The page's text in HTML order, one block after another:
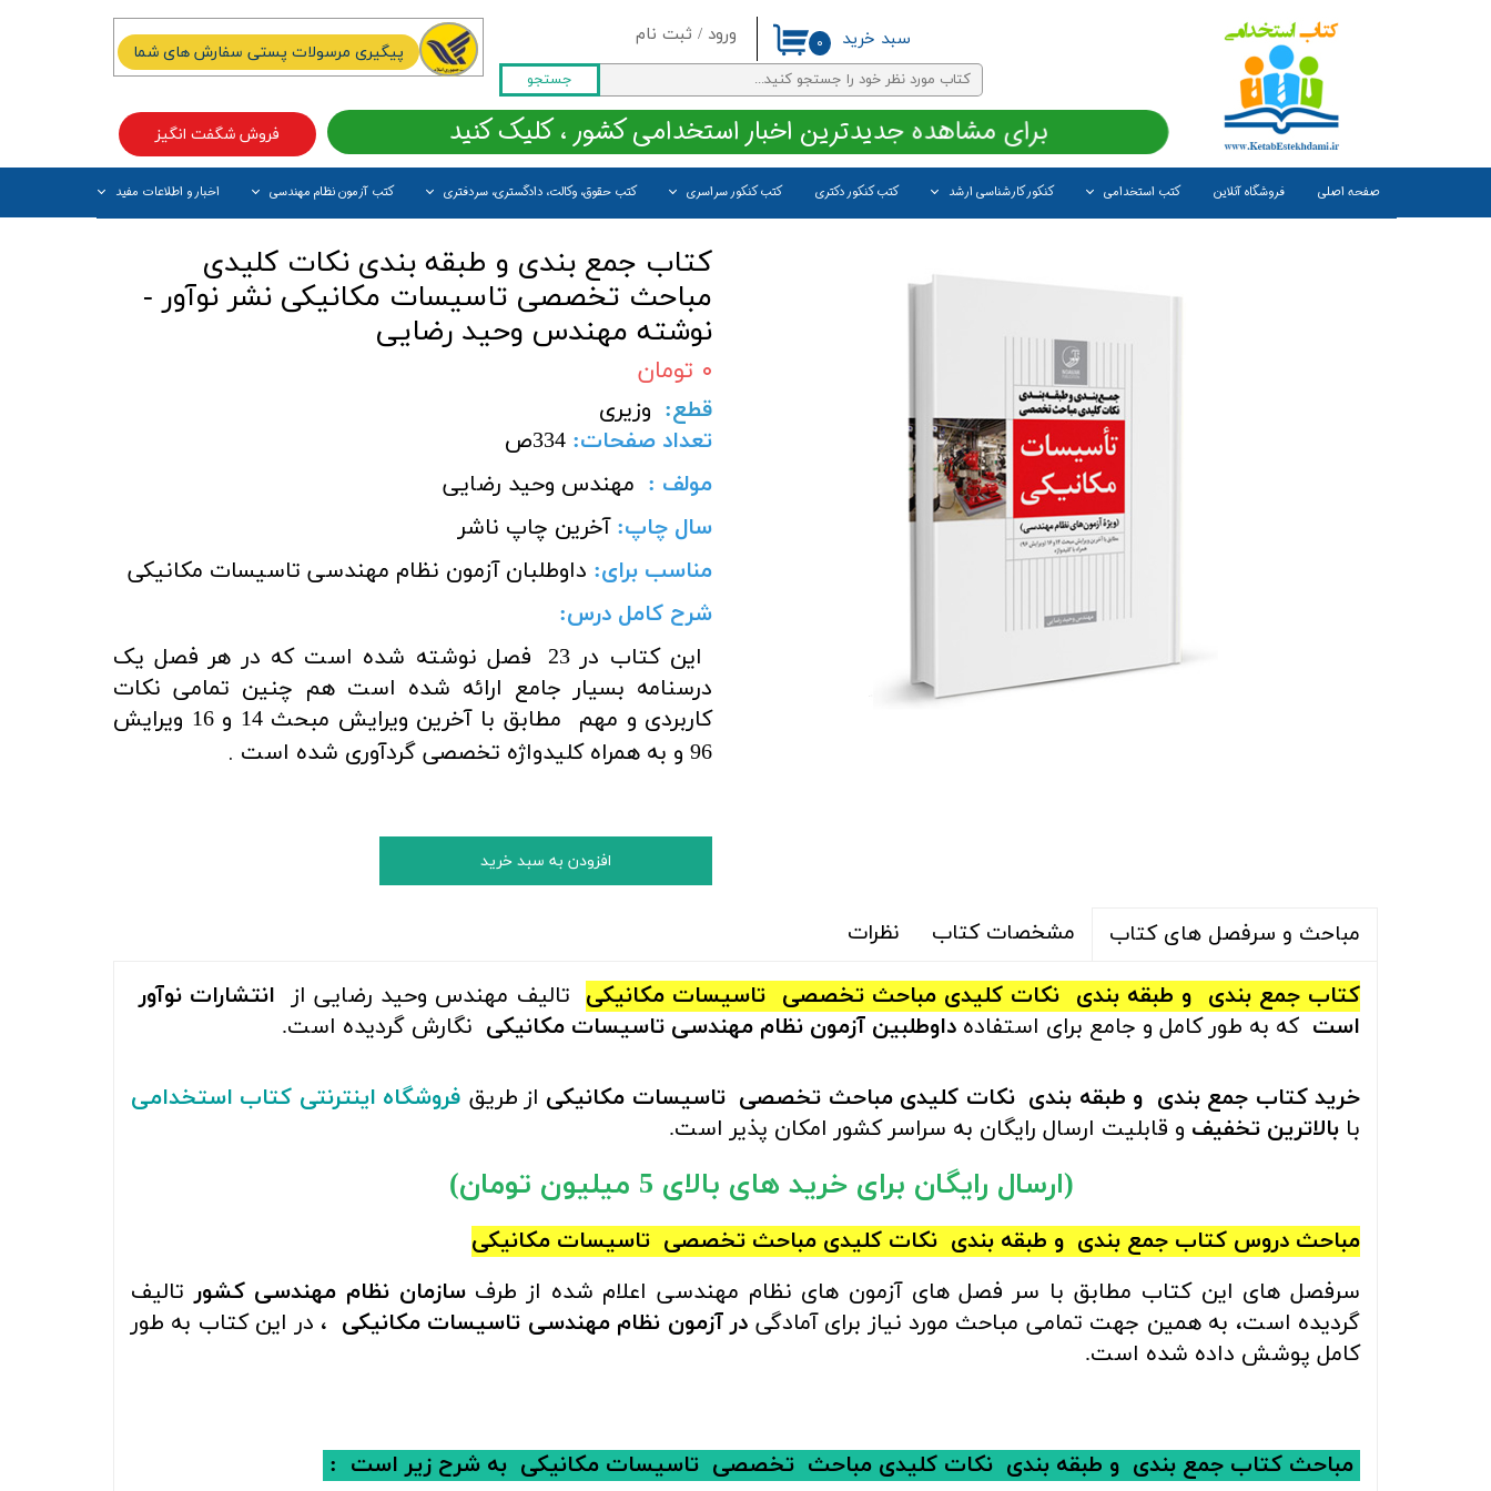
ورود / ثبت نام
حساب کاربری من
تغییر گذر واژه
سفارشات
خروج از حساب کاربری
جستجو
صفحه اصلی فروشگاه آنلاین کتب استخدامی کنکور کارشناسی ارشد کتب کنکور دکتری کتب کنکور سراسری کتب حقوق، وکالت، دادگستری، سردفتری کتب آزمون نظام مهندسی اخبار و اطلاعات مفید
۰ سبد خرید
فروش شگفت انگیز برای مشاهده جدیدترین اخبار استخدامی کشور ، کلیک کنید
پیگیری مرسولات پستی سفارش های شما
کتاب جمع بندی و طبقه بندی نکات کلیدی
مباحث تخصصی تاسیسات مکانیکی نشر نوآور -
نوشته مهندس وحید رضایی
۰ تومان
قطع: وزیری
تعداد صفحات:
334ص
مولف : مهندس وحید رضایی
سال چاپ: آخرین چاپ ناشر
مناسب برای: داوطلبان آزمون نظام مهندسی تاسیسات مکانیکی
شرح کامل درس:
این کتاب در 23 فصل نوشته شده است که در هر فصل یک
درسنامه بسیار جامع ارائه شده است هم چنین تمامی نکات
کاربردی و مهم
مطابق با آخرین ویرایش مبحث 14 و 16 ویرایش
96 و به همراه کلیدواژه تخصصی
گردآوری شده است .
افزودن به سبد خرید
مباحث و سرفصل های کتاب مشخصات کتاب نظرات
کتاب جمع بندی و طبقه بندی نکات کلیدی مباحث تخصصی تاسیسات مکانیکی تالیف مهندس وحید رضایی از انتشارات نوآور
است که به طور کامل و جامع برای استفاده داوطلبین آزمون نظام مهندسی تاسیسات مکانیکی نگارش گردیده است.
خریدکتاب جمع بندی و طبقه بندی نکات کلیدی مباحث تخصصی تاسیسات مکانیکی از طریق فروشگاه اینترنتی کتاب استخدامی
با بالاترین تخفیف و قابلیت ارسال رایگان به سراسر کشور امکان پذیر است.
(ارسال رایگان برای خرید های بالای 5 میلیون تومان)
مباحث دروس کتاب جمع بندی و طبقه بندی نکات کلیدی مباحث تخصصی تاسیسات مکانیکی
سرفصل های این کتاب مطابق با سر فصل های آزمون های نظام مهندسی اعلام شده از طرفسازمان نظام مهندسی کشور تالیف
گردیده است، به همین جهت تمامی مباحث مورد نیاز برای آمادگی در آزمون نظام مهندسی تاسیسات مکانیکی ، در این کتاب به طور
کامل پوشش داده شده است.
مباحث کتاب‌ جمع بندی و طبقه بندی نکات کلیدی مباحث تخصصی تاسیسات مکانیکی به شرح زیر است :